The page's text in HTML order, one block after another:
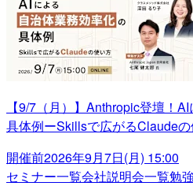
【9/7（月）】Anthropic登壇！
具体例ーSkillsで広がるClaude
開催前2026年9月7日(月) 15:00
セミナー一覧会社説明会一覧勉